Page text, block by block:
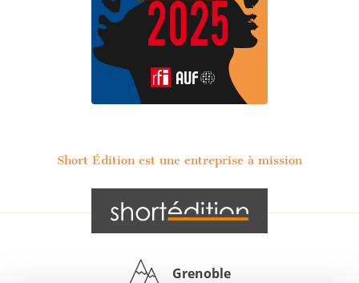
Short Édition est une entreprise à mission
Grenoble